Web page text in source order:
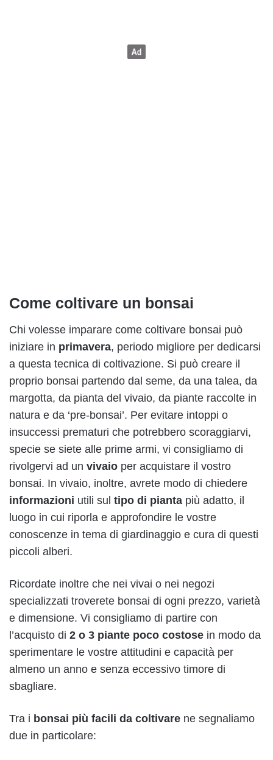
Come coltivare un bonsai
Chi volesse imparare come coltivare bonsai può
iniziare in primavera, periodo migliore per dedicarsi
a questa tecnica di coltivazione. Si può creare il
proprio bonsai partendo dal seme, da una talea, da
margotta, da pianta del vivaio, da piante raccolte in
natura e da ‘pre-bonsai’. Per evitare intoppi o
insuccessi prematuri che potrebbero scoraggiarvi,
specie se siete alle prime armi, vi consigliamo di
rivolgervi ad un vivaio per acquistare il vostro
bonsai. In vivaio, inoltre, avrete modo di chiedere
informazioni utili sul tipo di pianta più adatto, il
luogo in cui riporla e approfondire le vostre
conoscenze in tema di giardinaggio e cura di questi
piccoli alberi.
Ricordate inoltre che nei vivai o nei negozi
specializzati troverete bonsai di ogni prezzo, varietà
e dimensione. Vi consigliamo di partire con
l’acquisto di 2 o 3 piante poco costose in modo da
sperimentare le vostre attitudini e capacità per
almeno un anno e senza eccessivo timore di
sbagliare.
Tra i bonsai più facili da coltivare ne segnaliamo
due in particolare: